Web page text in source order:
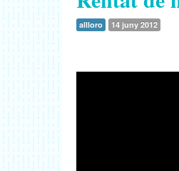
allloro 14 juny 2012